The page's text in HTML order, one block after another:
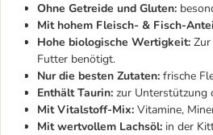
Ohne Getreide und Gluten:
Mit hohem Fleisch- & Fisch-
Hohe biologische Wertigkeit:
Futter benötigt.
Nur die besten Zutaten: frische
Enthält Taurin: zur Unterstützung
Mit Vitalstoff-Mix: Vitamine,
Mit wertvollem Lachsöl: in der